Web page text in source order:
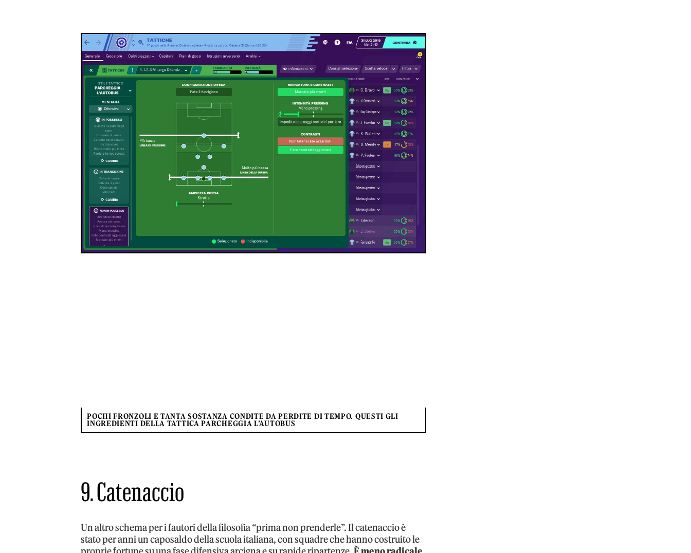
POCHI FRONZOLI E TANTA SOSTANZA CONDITE DA PERDITE DI TEMPO. QUESTI GLI
INGREDIENTI DELLA TATTICA PARCHEGGIA L’AUTOBUS
9. Catenaccio
Un altro schema per i fautori della filosofia “prima non prenderle”. Il catenaccio è
stato per anni un caposaldo della scuola italiana, con squadre che hanno costruito le